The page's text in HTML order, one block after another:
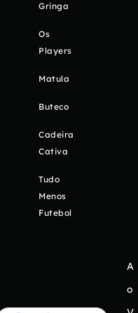
Gringa
Os
Players
Matula
Buteco
Cadeira
Cativa
Tudo
Menos
Futebol
A
o